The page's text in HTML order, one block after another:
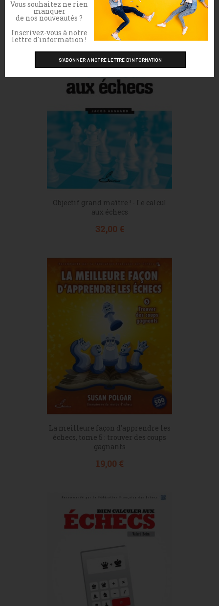
Prix
32,00 €
Objectif grand maître ! - Le calcul
aux échecs
Prix
32,00 €
La meilleure façon d'apprendre les
échecs, tome 5 : trouver des coups
gagnants
Prix
19,00 €
Vous souhaitez ne rien
manquer
de nos nouveautés ?
Inscrivez-vous à notre
lettre d'information !